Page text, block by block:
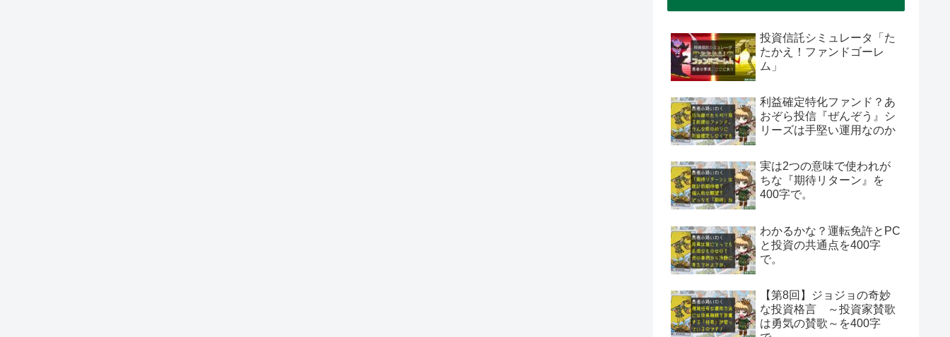
投資信託シミュレータ「た
たかえ！ファンドゴーレ
ム」
利益確定特化ファンド？あ
おぞら投信『ぜんぞう』シ
リーズは手堅い運用なのか
実は2つの意味で使われが
ちな『期待リターン』を
400字で。
わかるかな？運転免許とPC
と投資の共通点を400字
で。
【第8回】ジョジョの奇妙
な投資格言 ～投資家賛歌
は勇気の賛歌～を400字